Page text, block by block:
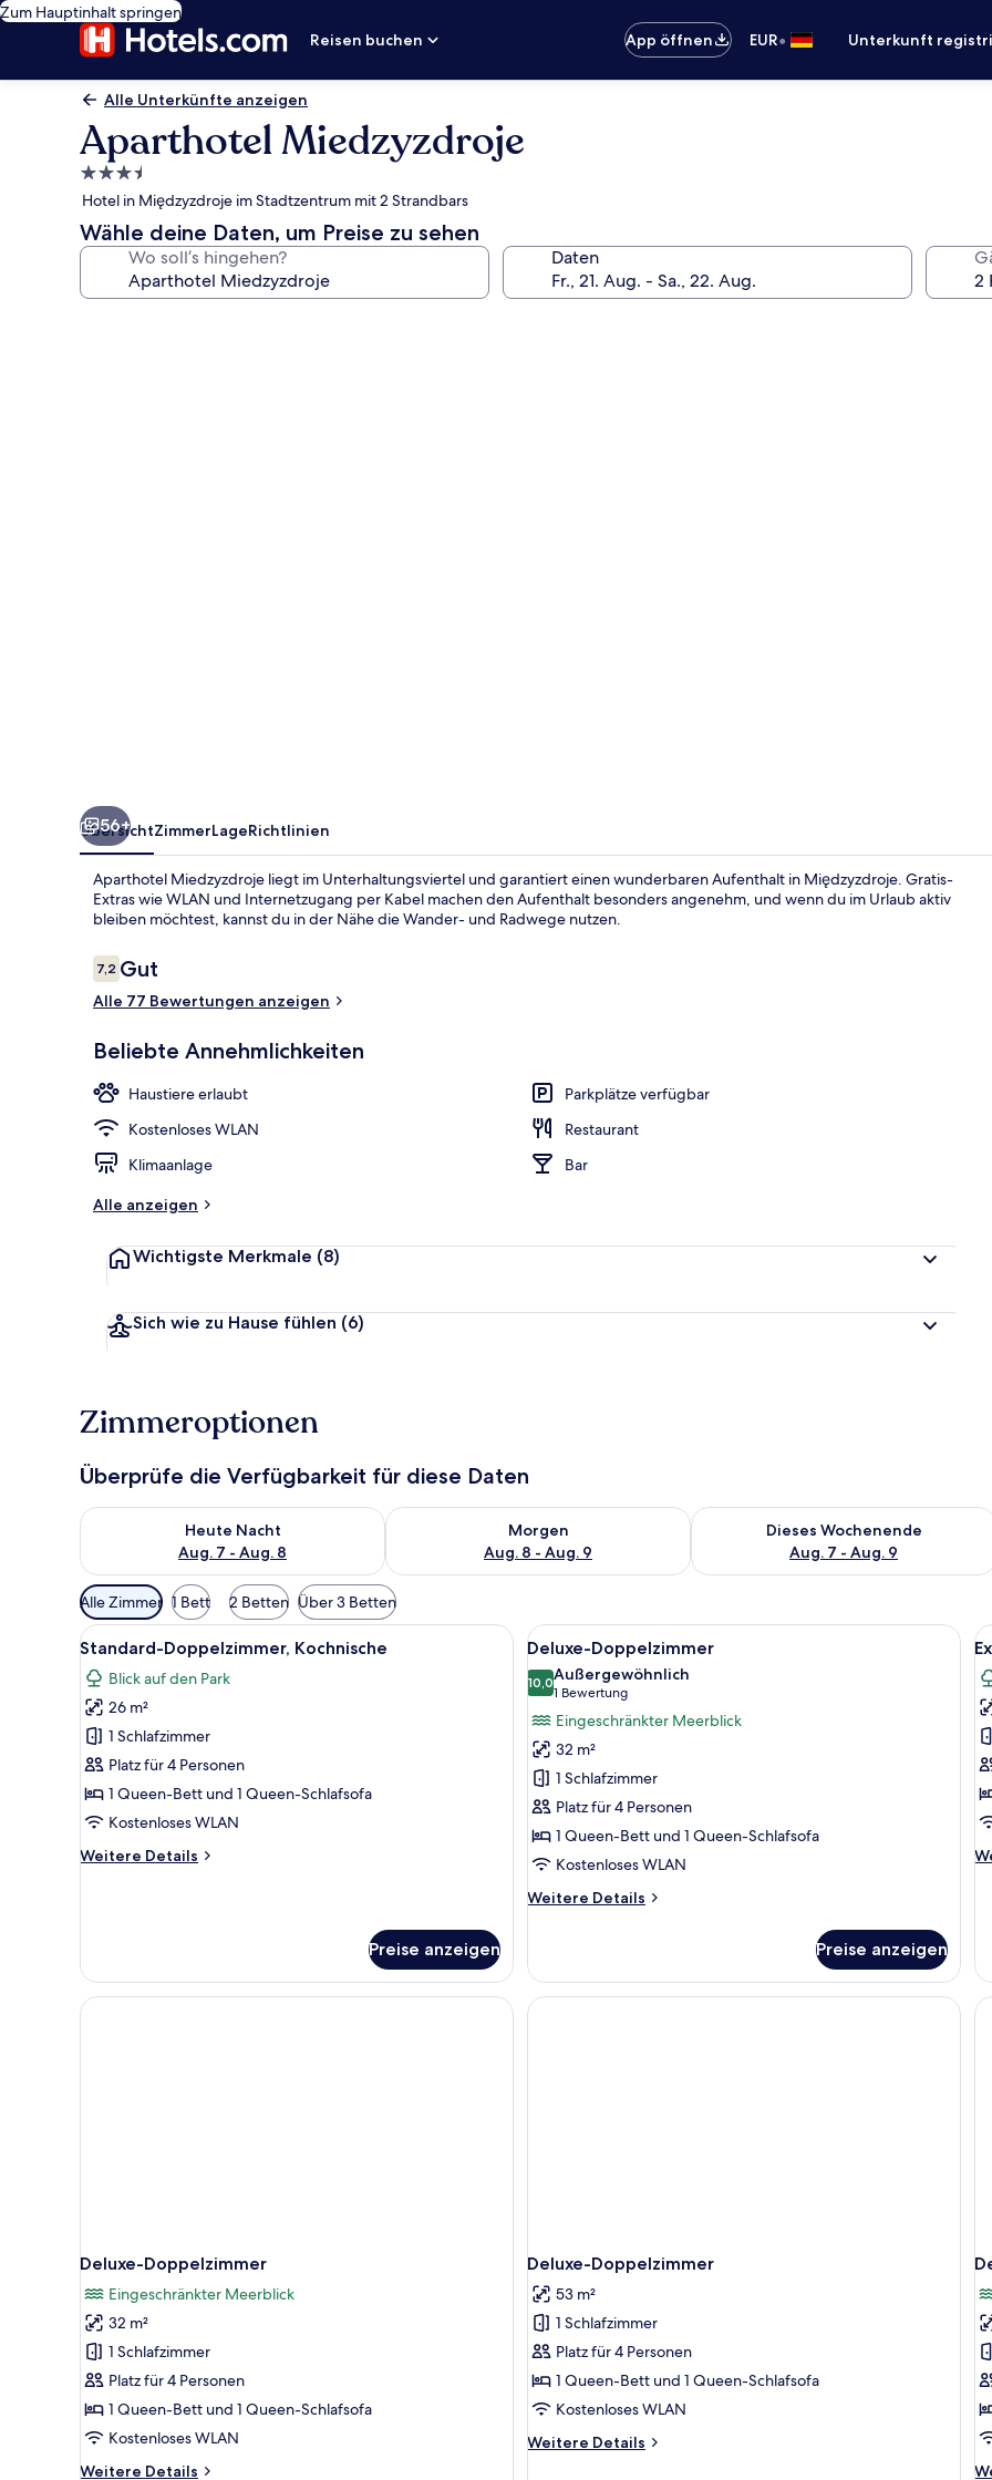
Zum Hauptinhalt springen
Reisen buchen
App öffnen EUR• Unterkunft
Alle Unterkünfte anzeigen
Aparthotel Miedzyzdroje
3.5-
Sterne-
Unterkunft
Hotel in Międzyzdroje im Stadtzentrum mit 2 Strandbars
Wähle deine Daten, um Preise zu sehen
Wo soll’s hingehen? Daten
56+
ÜbersichtZimmerLageRichtlinien
Aparthotel Miedzyzdroje liegt im Unterhaltungsviertel und garantiert einen wunderbaren Aufenthalt in Międzyzdroje. Gratis-
Extras wie WLAN und Internetzugang per Kabel machen den Aufenthalt besonders angenehm, und wenn du im Urlaub aktiv
bleiben möchtest, kannst du in der Nähe die Wander- und Radwege nutzen.
Bewertungen
7,27,2 von 10.
Gut
Alle 77 Bewertungen anzeigen
Beliebte Annehmlichkeiten
Haustiere erlaubt
Parkplätze verfügbar
Kostenloses WLAN
Restaurant
Klimaanlage
Bar
Alle anzeigen
Wichtigste Merkmale (8)
Sich wie zu Hause fühlen (6)
Zimmeroptionen
Überprüfe die Verfügbarkeit für diese Daten
Heute Nacht
Aug. 7 - Aug. 8
Überprüfe die Verfügbarkeit für heute Nacht, Aug. 7 - Aug. 8.
Morgen
Aug. 8 - Aug. 9
Überprüfe die Verfügbarkeit für morgen, Aug. 8 - Aug. 9.
Dieses Wochenende
Aug. 7 - Aug. 9
Überprüfe die Verfügbarkeit für
Verfügbare
Filter
für
Zimmer
Alle Zimmer 1 Bett 2 Betten Über 3 Betten
Alle
Fotos
für
Standard-
Doppelzimmer,
Kochnische
anzeigen
Ein modernes Hotelzimmer mit einem Bett, einem grauen Sofa, einem kleinen Tisch mit Stühlen und einem
12
Standard-Doppelzimmer, Kochnische
Blick auf den Park
26 m²
1 Schlafzimmer
Platz für 4 Personen
1 Queen-Bett und 1 Queen-Schlafsofa
Kostenloses WLAN
Weitere Details
Weitere
Preise anzeigen
Alle
Fotos
für
Deluxe-
Doppelzimmer
anzeigen
Ein modernes Wohnzimmer mit
14
Deluxe-Doppelzimmer
10,010,0 von 10
Außergewöhnlich
1 Bewertung
(1
Bewertung)
Eingeschränkter Meerblick
32 m²
1 Schlafzimmer
Platz für 4 Personen
1 Queen-Bett und 1 Queen-Schlafsofa
Kostenloses WLAN
Weitere Details
Weitere
Doppelzimmer
Preise anzeigen
Deluxe-Doppelzimmer
Eingeschränkter Meerblick
32 m²
1 Schlafzimmer
Platz für 4 Personen
1 Queen-Bett und 1 Queen-Schlafsofa
Kostenloses WLAN
Weitere Details
Weitere
Deluxe-Doppelzimmer
53 m²
1 Schlafzimmer
Platz für 4 Personen
1 Queen-Bett und 1 Queen-Schlafsofa
Kostenloses WLAN
Weitere Details
Weitere